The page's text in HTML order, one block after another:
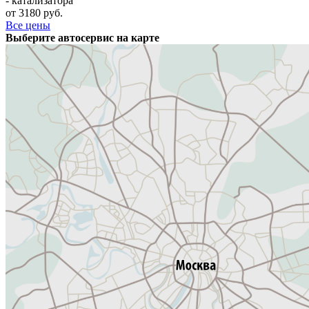
от 3180 руб.
Все цены
Выберите автосервис на карте